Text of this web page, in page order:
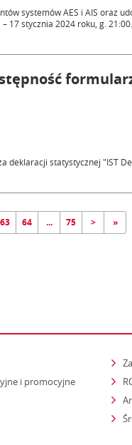
systemów AES i AIS oraz
17 stycznia 2024 roku, g. 21:00.
statystycznej "IST
63 64 ... 75 > »
i promocyjne